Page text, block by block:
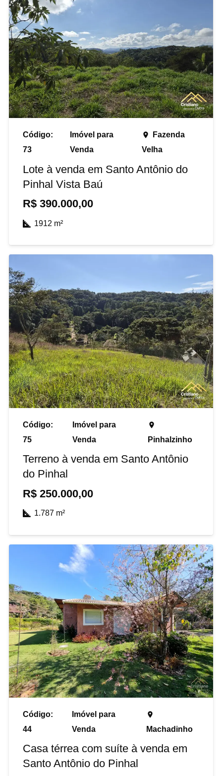
Código:
73
Imóvel para
Venda
place
Fazenda
Velha
Lote à venda em Santo Antônio do
Pinhal Vista Baú
R$390.000,00
1912 m²
Código:
75
Imóvel para
Venda
place
Pinhalzinho
Terreno à venda em Santo Antônio
do Pinhal
R$250.000,00
1.787 m²
Código:
44
Imóvel para
Venda
place
Machadinho
Casa térrea com suíte à venda em
Santo Antônio do Pinhal